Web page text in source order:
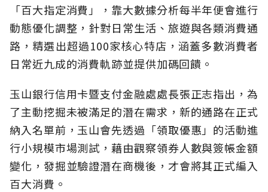
「百大指定消費」，靠大數據分析每半年便會進行
動態優化調整，針對日常生活、旅遊與各類消費通
路，精選出超過100家核心特店，涵蓋多數消費者
日常近九成的消費軌跡並提供加碼回饋。
玉山銀行信用卡暨支付金融處處長張正志指出，為
了主動挖掘未被滿足的潛在需求，新的通路在正式
納入名單前，玉山會先透過「領取優惠」的活動進
行小規模市場測試，藉由觀察領券人數與簽帳金額
變化，發掘並驗證潛在商機後，才會將其正式編入
百大消費。